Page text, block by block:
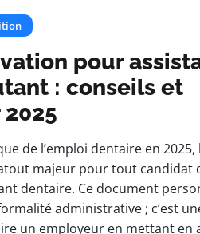
pour
: conseils et
de l’emploi dentaire en
majeur pour tout candidat
dentaire. Ce document
administrative ; c’est
un employeur en mettant en